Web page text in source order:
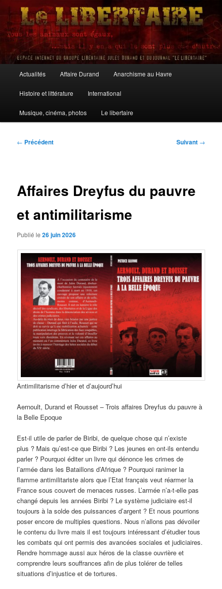
Aller
contenu
principalLe Libertaire
principal
Actualités Affaire Durand Anarchisme au Havre
Histoire et littérature International
Musique, cinéma, photos Le libertaire
Navigation
← Précédent Suivant →
Affaires Dreyfus du pauvre
et antimilitarisme
Publié le26 juin 2026
Antimilitarisme d’hier et d’aujourd’hui
Aernoult, Durand et Rousset – Trois affaires Dreyfus du pauvre à
la Belle Epoque
Est-il utile de parler de Biribi, de quelque chose qui n’existe
plus ? Mais qu’est-ce que Biribi ? Les jeunes en ont-ils entendu
parler ? Pourquoi éditer un livre qui dénonce les crimes de
l’armée dans les Bataillons d’Afrique ? Pourquoi ranimer la
flamme antimilitariste alors que l’Etat français veut réarmer la
France sous couvert de menaces russes. L’armée n’a-t-elle pas
changé depuis les années Biribi ? Le système judiciaire est-il
toujours à la solde des puissances d’argent ? Et nous pourrions
poser encore de multiples questions. Nous n’allons pas dévoiler
le contenu du livre mais il est toujours intéressant d’étudier tous
les combats qui ont permis des avancées sociales et judiciaires.
Rendre hommage aussi aux héros de la classe ouvrière et
comprendre leurs souffrances afin de plus tolérer de telles
situations d’injustice et de tortures.